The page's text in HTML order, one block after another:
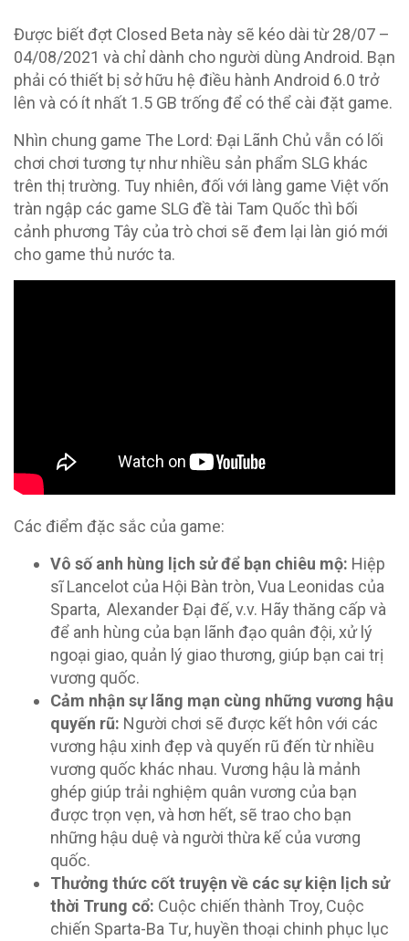
Được biết đợt Closed Beta này sẽ kéo dài từ 28/07 –
04/08/2021 và chỉ dành cho người dùng Android. Bạn
phải có thiết bị sở hữu hệ điều hành Android 6.0 trở
lên và có ít nhất 1.5 GB trống để có thể cài đặt game.
Nhìn chung game The Lord: Đại Lãnh Chủ vẫn có lối
chơi chơi tương tự như nhiều sản phẩm SLG khác
trên thị trường. Tuy nhiên, đối với làng game Việt vốn
tràn ngập các game SLG đề tài Tam Quốc thì bối
cảnh phương Tây của trò chơi sẽ đem lại làn gió mới
cho game thủ nước ta.
Các điểm đặc sắc của game:
Vô số anh hùng lịch sử để bạn chiêu mộ: Hiệp
sĩ Lancelot của Hội Bàn tròn, Vua Leonidas của
Sparta, Alexander Đại đế, v.v. Hãy thăng cấp và
để anh hùng của bạn lãnh đạo quân đội, xử lý
ngoại giao, quản lý giao thương, giúp bạn cai trị
vương quốc.
Cảm nhận sự lãng mạn cùng những vương hậu
quyến rũ: Người chơi sẽ được kết hôn với các
vương hậu xinh đẹp và quyến rũ đến từ nhiều
vương quốc khác nhau. Vương hậu là mảnh
ghép giúp trải nghiệm quân vương của bạn
được trọn vẹn, và hơn hết, sẽ trao cho bạn
những hậu duệ và người thừa kế của vương
quốc.
Thưởng thức cốt truyện về các sự kiện lịch sử
thời Trung cổ: Cuộc chiến thành Troy, Cuộc
chiến Sparta-Ba Tư, huyền thoại chinh phục lục